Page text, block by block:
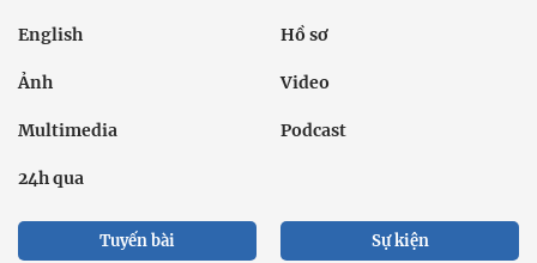
English Hồ sơ
Ảnh Video
Multimedia Podcast
24h qua
Tuyến bài Sự kiện